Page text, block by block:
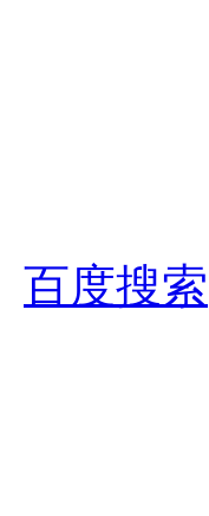
百度搜索